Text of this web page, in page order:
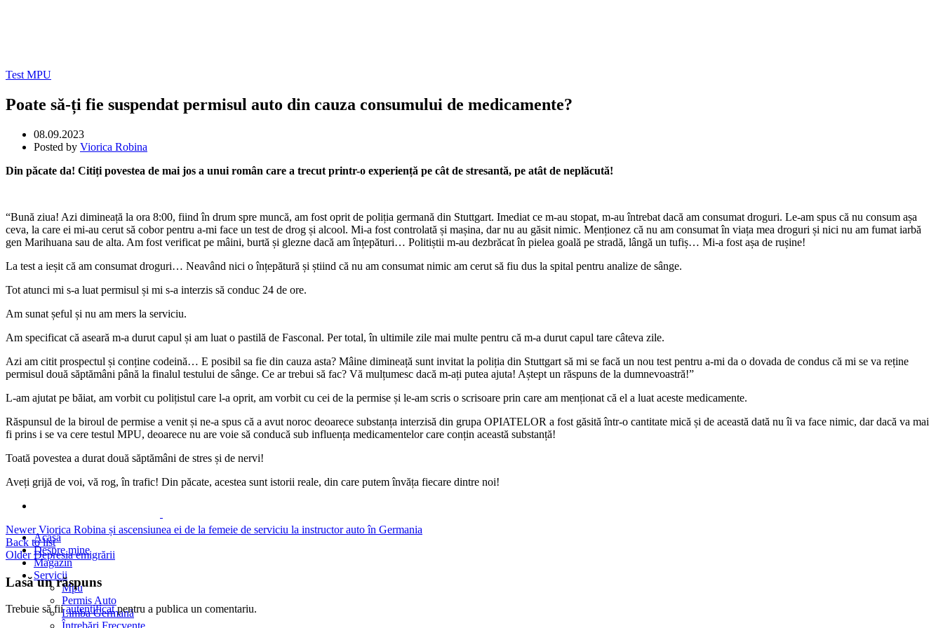
Servicii
Permis Auto
Limba Germană
Blog
Contact
Login / Register
Wishlist
0items 0,00 €
Menu
0items 0,00€
Test MPU
Poate să-ți fie suspendat permisul auto din cauza consumului de medicamente?
08.09.2023
Posted by Viorica Robina
Din păcate da! Citiți povestea de mai jos a unui român care a trecut printr-o experiență pe cât de stresantă, pe atât de neplăcută!
“Bună ziua! Azi dimineață la ora 8:00, fiind în drum spre muncă, am fost oprit de poliția germană din Stuttgart. Imediat ce m-au stopat, m-au întrebat dacă am consumat droguri. Le-am spus că nu consum așa
ceva, la care ei mi-au cerut să cobor pentru a-mi face un test de drog și alcool. Mi-a fost controlată și mașina, dar nu au găsit nimic. Menționez că nu am consumat în viața mea droguri și nici nu am fumat iarbă
gen Marihuana sau de alta. Am fost verificat pe mâini, burtă și glezne dacă am înțepături… Politiștii m-au dezbrăcat în pielea goală pe stradă, lângă un tufiș… Mi-a fost așa de rușine!
La test a ieșit că am consumat droguri… Neavând nici o înțepătură și știind că nu am consumat nimic am cerut să fiu dus la spital pentru analize de sânge.
Tot atunci mi s-a luat permisul și mi s-a interzis să conduc 24 de ore.
Am sunat șeful și nu am mers la serviciu.
Am specificat că aseară m-a durut capul și am luat o pastilă de Fasconal. Per total, în ultimile zile mai multe pentru că m-a durut capul tare câteva zile.
Azi am citit prospectul și conține codeină… E posibil sa fie din cauza asta? Mâine dimineață sunt invitat la poliția din Stuttgart să mi se facă un nou test pentru a-mi da o dovada de condus că mi se va reține
permisul două săptămâni până la finalul testului de sânge. Ce ar trebui să fac? Vă mulțumesc dacă m-ați putea ajuta! Aștept un răspuns de la dumnevoastră!”
L-am ajutat pe băiat, am vorbit cu polițistul care l-a oprit, am vorbit cu cei de la permise și le-am scris o scrisoare prin care am menționat că el a luat aceste medicamente.
Răspunsul de la biroul de permise a venit și ne-a spus că a avut noroc deoarece substanța interzisă din grupa OPIATELOR a fost găsită într-o cantitate mică și de această dată nu îi va face nimic, dar dacă va mai
fi prins i se va cere testul MPU, deoarece nu are voie să conducă sub influența medicamentelor care conțin această substanță!
Toată povestea a durat două săptămâni de stres și de nervi!
Aveți grijă de voi, vă rog, în trafic! Din păcate, acestea sunt istorii reale, din care putem învăța fiecare dintre noi!
Newer Viorica Robina și ascensiunea ei de la femeie de serviciu la instructor auto în Germania
Back to list
Older Depresia emigrării
Lasă un răspuns
Trebuie să fiiautentificatpentru a publica un comentariu.